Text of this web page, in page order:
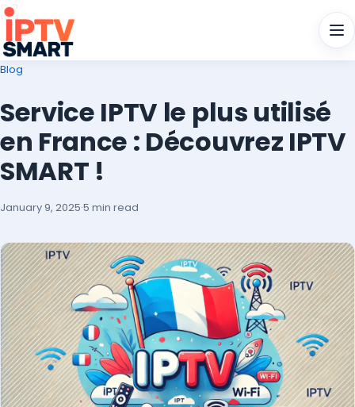
Blog
Service IPTV le plus utilisé
en France : Découvrez IPTV
SMART !
January 9, 2025·5 min read